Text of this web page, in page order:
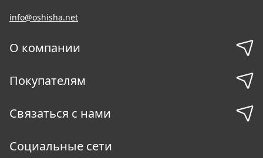
info@oshisha.net
О компании
Покупателям
Связаться с нами
Социальные сети